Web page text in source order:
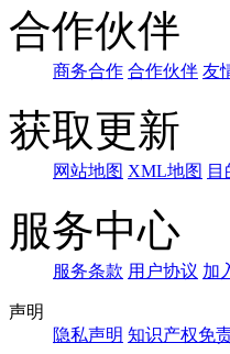
合作伙伴
商务合作 合作伙伴 友
获取更新
网站地图 XML地图
服务中心
服务条款 用户协议 加
声明
隐私声明 知识产权免